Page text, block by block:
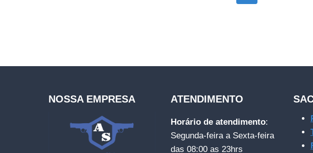
NOSSA EMPRESA ATENDIMENTO
Horário de atendimento:
Segunda-feira a Sexta-feira
das 08:00 as 23hrs